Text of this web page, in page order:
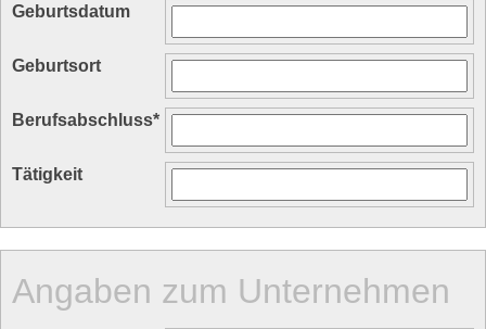
Geburtsdatum
Geburtsort
Berufsabschluss*
Tätigkeit
Angaben zum Unternehmen